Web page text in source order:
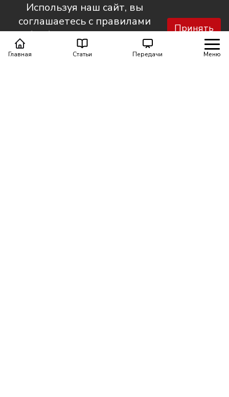
Главная Статьи Передачи Меню
Используя наш сайт, вы
соглашаетесь с правилами
обработки персональных
данных.
Принять